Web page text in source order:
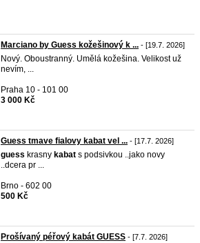
Marciano by Guess kožešinový k ... - [19.7. 2026]
Nový. Oboustranný. Umělá kožešina. Velikost už
nevím, ...
Praha 10 - 101 00
3 000 Kč
Guess tmave fialovy kabat vel ... - [17.7. 2026]
guess krasny kabat s podsivkou ..jako novy
..dcera pr ...
Brno - 602 00
500 Kč
Prošívaný péřový kabát GUESS - [7.7. 2026]